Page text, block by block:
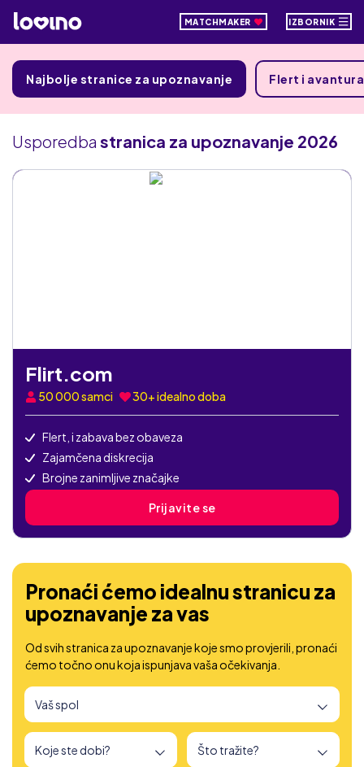
MATCHMAKER IZBORNIK
Najbolje stranice za upoznavanje Flert i avantura
Usporedba stranica za upoznavanje 2026
Flirt.com
50 000samci 30+ idealno doba
Flert, i zabava bez obaveza
Zajamčena diskrecija
Brojne zanimljive značajke
Prijavite se
Pronaći ćemo idealnu stranicu za
upoznavanje za vas
Od svih stranica za upoznavanje koje smo provjerili, pronaći
ćemo točno onu koja ispunjava vaša očekivanja.